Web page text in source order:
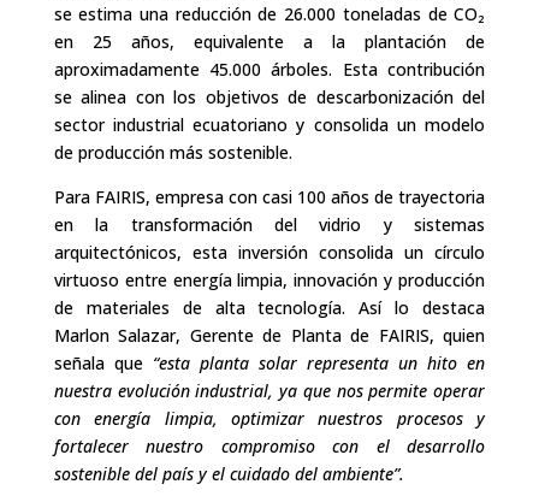
se estima una reducción de 26.000 toneladas de CO₂
en 25 años, equivalente a la plantación de
aproximadamente 45.000 árboles. Esta contribución
se alinea con los objetivos de descarbonización del
sector industrial ecuatoriano y consolida un modelo
de producción más sostenible.
Para FAIRIS, empresa con casi 100 años de trayectoria
en la transformación del vidrio y sistemas
arquitectónicos, esta inversión consolida un círculo
virtuoso entre energía limpia, innovación y producción
de materiales de alta tecnología. Así lo destaca
Marlon Salazar, Gerente de Planta de FAIRIS, quien
señala que “esta planta solar representa un hito en
nuestra evolución industrial, ya que nos permite operar
con energía limpia, optimizar nuestros procesos y
fortalecer nuestro compromiso con el desarrollo
sostenible del país y el cuidado del ambiente”.